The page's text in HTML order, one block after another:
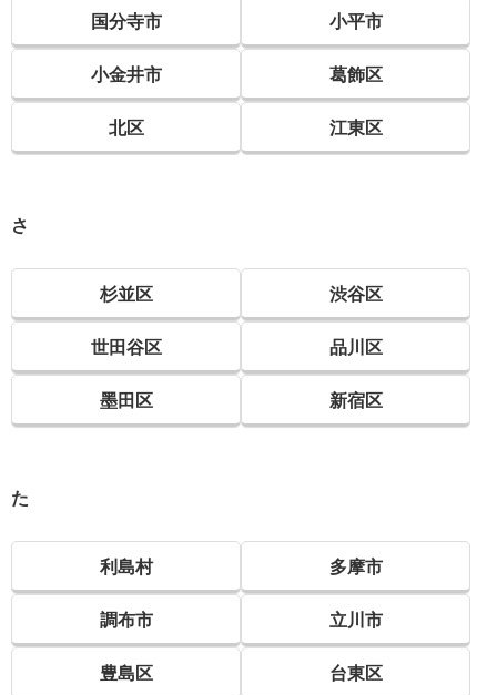
国分寺市 小平市
小金井市 葛飾区
北区 江東区
さ
杉並区 渋谷区
世田谷区 品川区
墨田区 新宿区
た
利島村 多摩市
調布市 立川市
豊島区 台東区